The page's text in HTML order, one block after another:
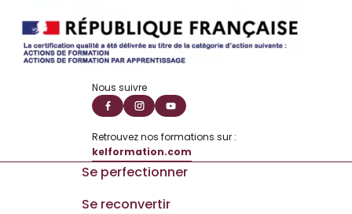
Nous suivre
Retrouvez nos formations sur :
kelformation.com
Se perfectionner
Se reconvertir